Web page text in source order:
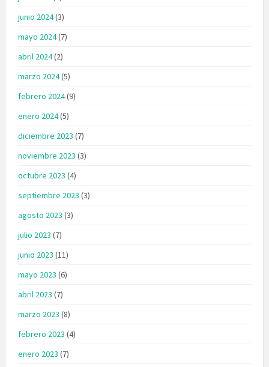
junio 2024(3)
mayo 2024(7)
abril 2024(2)
marzo 2024(5)
febrero 2024(9)
enero 2024(5)
diciembre 2023 (7)
noviembre 2023 (3)
octubre 2023 (4)
septiembre 2023 (3)
agosto 2023 (3)
julio 2023 (7)
junio 2023 (11)
mayo 2023 (6)
abril 2023 (7)
marzo 2023 (8)
febrero 2023 (4)
enero 2023 (7)